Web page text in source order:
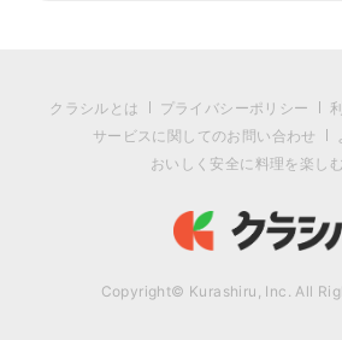
クラシルとは プライバシーポリシー
サービスに関してのお問い合わせ
おいしく安全に料理を楽し
Copyright© Kurashiru, Inc. All